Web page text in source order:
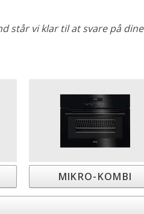
står vi klar til at svare på dine
MIKRO-KOMBI